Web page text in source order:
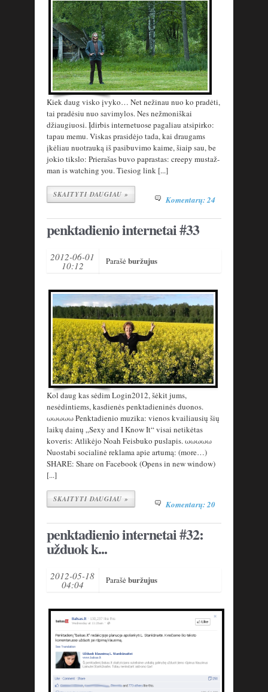
Kiek daug visko įvyko… Net nežinau nuo ko pradėti,
tai pradėsiu nuo savimylos. Nes nežmoniškai
džiaugiuosi. Įdirbis internetuose pagaliau atsipirko:
tapau memu. Viskas prasidėjo tada, kai draugams
įkėliau nuotrauką iš pasibuvimo kaime, šiaip sau, be
jokio tikslo: Prierašas buvo paprastas: creepy mustaž-
man is watching you. Tiesiog link [...]
SKAITYTI DAUGIAU » Komentarų: 24
penktadienio internetai #33
2012-06-01
10:12 Parašėburžujus
Kol daug kas sėdim Login2012, šėkit jums,
nesėdintiems, kasdienės penktadieninės duonos.
ωωωωω Penktadienio muzika: vienos kvailiausių šių
laikų dainų „Sexy and I Know It“ visai netikėtas
koveris: Atlikėjo Noah Feisbuko puslapis. ωωωωω
Nuostabi socialinė reklama apie artumą: (more…)
SHARE: Share on Facebook (Opens in new window)
[...]
SKAITYTI DAUGIAU » Komentarų: 20
penktadienio internetai #32:
užduok k...
2012-05-18
04:04 Parašėburžujus